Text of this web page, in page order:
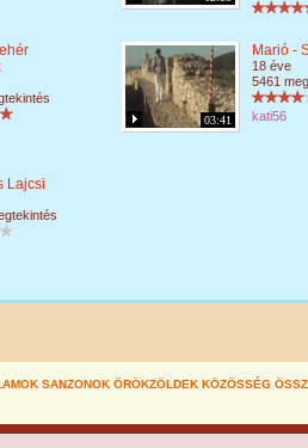
03:41
Marió -
18 éve
5461
kati56
Lajcsi
SANZONOK ÖRÖKZÖLDEK KÖZÖSSÉG